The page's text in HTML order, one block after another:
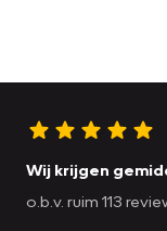
Wij krijgen
o.b.v. ruim 113